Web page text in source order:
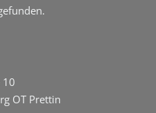
10
OT Prettin